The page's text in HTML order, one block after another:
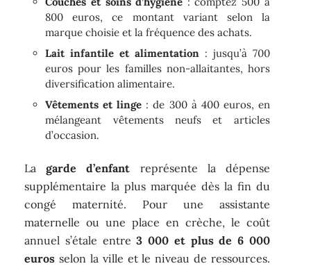
800 euros, ce montant variant selon la
marque choisie et la fréquence des achats.
Lait infantile et alimentation : jusqu’à 700
euros pour les familles non-allaitantes, hors
diversification alimentaire.
Vêtements et linge : de 300 à 400 euros, en
mélangeant vêtements neufs et articles
d’occasion.
Lagarde d’enfant représente la dépense
supplémentaire la plus marquée dès la fin du
congé maternité. Pour une assistante
maternelle ou une place en crèche, le coût
annuel s’étale entre3 000 et plus de 6 000
euros selon la ville et le niveau de ressources.